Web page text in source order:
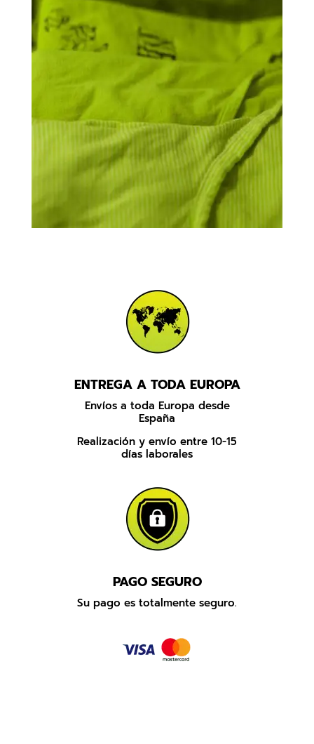
ENTREGA A TODA EUROPA
Envíos a toda Europa desde
España
Realización y envío entre 10-15
días laborales
PAGO SEGURO
Su pago es totalmente seguro.